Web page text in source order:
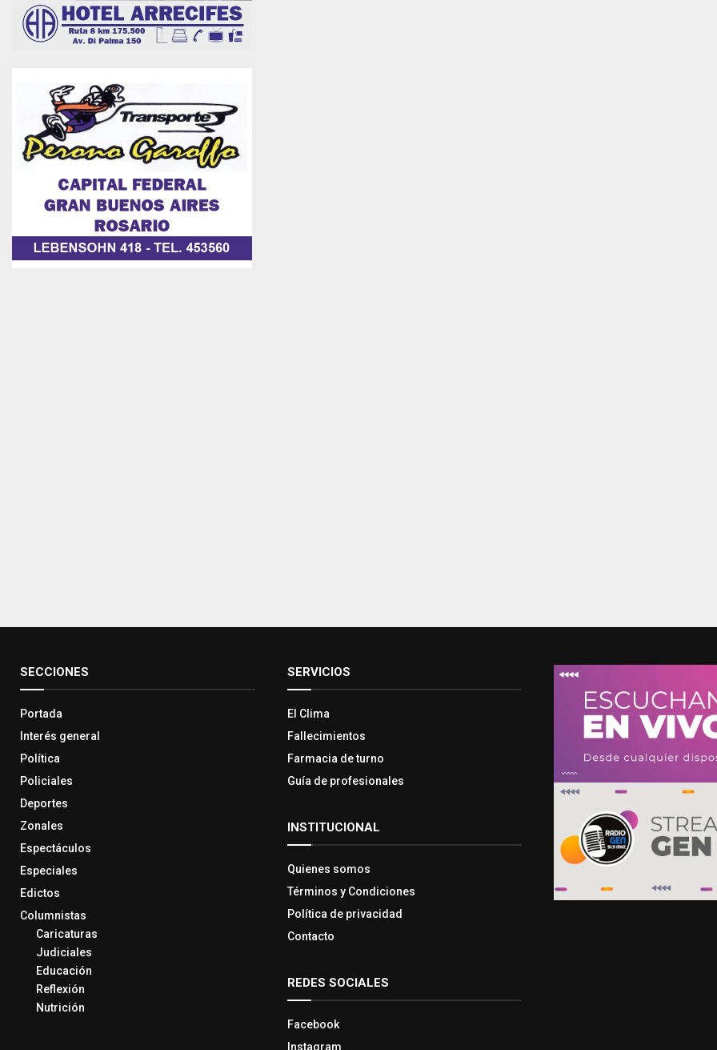
SECCIONES
Portada
Interés general
Política
Policiales
Deportes
Zonales
Espectáculos
Especiales
Edictos
Columnistas
Caricaturas
Judiciales
Educación
Reflexión
Nutrición
SERVICIOS
El Clima
Fallecimientos
Farmacia de turno
Guía de profesionales
INSTITUCIONAL
Quienes somos
Términos y Condiciones
Política de privacidad
Contacto
REDES SOCIALES
Facebook
Instagram